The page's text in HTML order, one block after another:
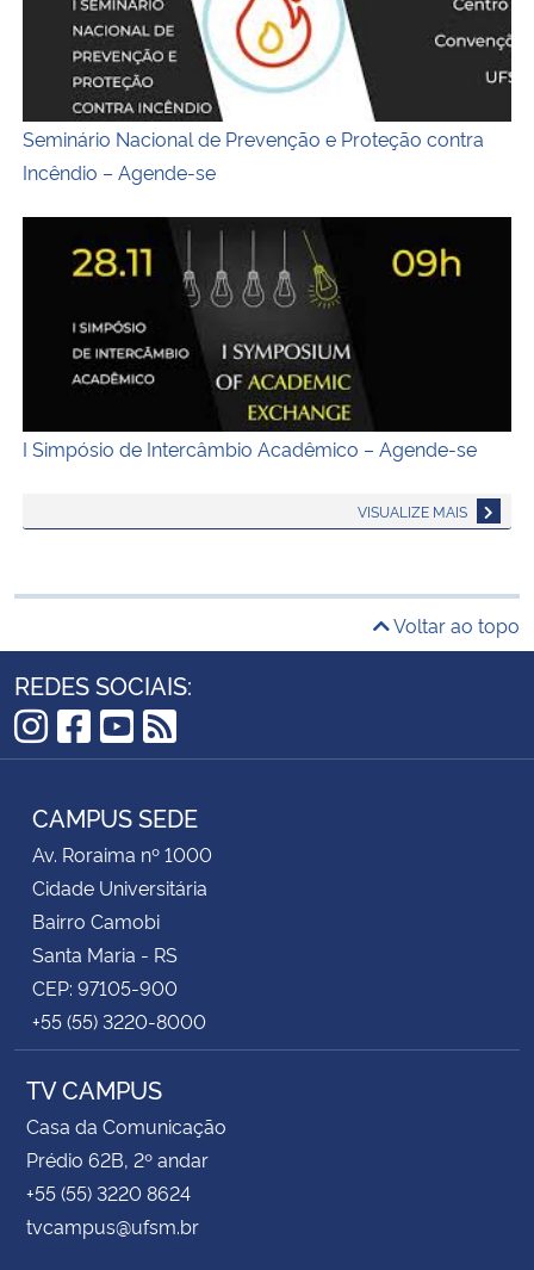
Seminário Nacional de Prevenção e Proteção contra
Incêndio – Agende-se
I Simpósio de Intercâmbio Acadêmico – Agende-se
I Simpósio de Intercâmbio Acadêmico – Agende-se
VISUALIZE MAIS
Voltar ao topo
REDES SOCIAIS:
Instagram
Facebook
YouTube
RSS
CAMPUS SEDE
Av. Roraima nº 1000
Cidade Universitária
Bairro Camobi
Santa Maria - RS
CEP: 97105-900
+55 (55) 3220-8000
TV CAMPUS
Casa da Comunicação
Prédio 62B, 2º andar
+55 (55) 3220 8624
tvcampus@ufsm.br